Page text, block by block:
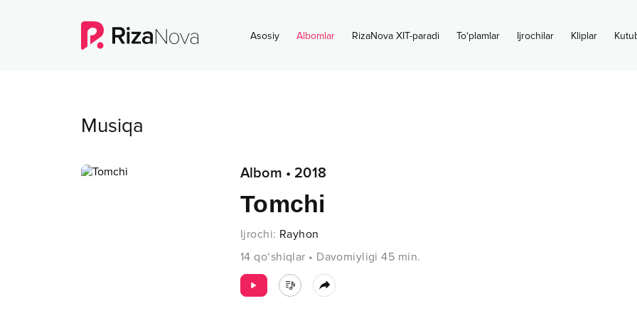
Asosiy Albomlar RizaNova XIT-paradi To‘plamlar Ijrochilar Kliplar
Musiqa
Albom • 2018
Tomchi
Ijrochi: Rayhon
14 qo‘shiqlar • Davomiyligi 45 min.